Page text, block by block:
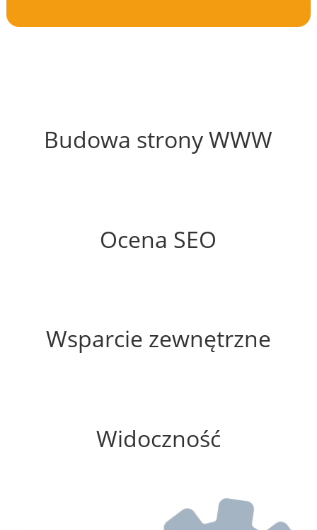
Budowa strony WWW
Ocena SEO
Wsparcie zewnętrzne
Widoczność